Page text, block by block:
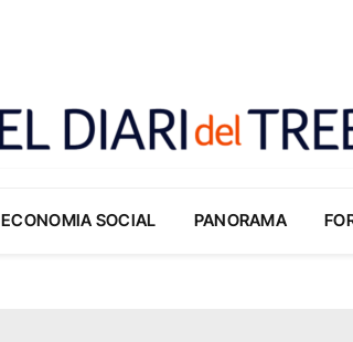
ECONOMIA SOCIAL PANORAMA